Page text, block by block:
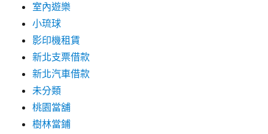
室內遊樂
小琉球
影印機租賃
新北支票借款
新北汽車借款
未分類
桃園當舖
樹林當鋪